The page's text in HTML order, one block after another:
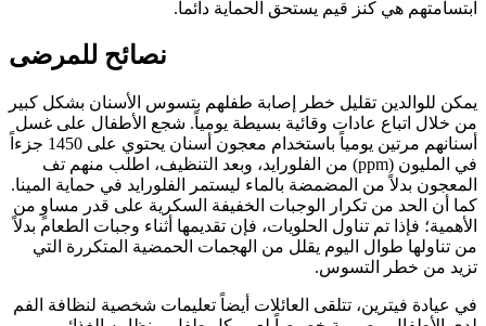
ابتسامتهم هي كنز قيم يستحق الحماية دائماً.
نصائح للمرضى
يمكن للوالدين تقليل خطر إصابة طفلهم بتسوس الأسنان بشكل كبير
من خلال اتباع عادات وقائية بسيطة يومياً. شجع الأطفال على غسل
أسنانهم مرتين يومياً باستخدام معجون أسنان يحتوي على 1450 جزءاً
في المليون (ppm) من الفلورايد، وبعد التنظيف، اطلب منهم تف
المعجون بدلاً من المضمضة بالماء ليستمر الفلورايد في حماية المينا.
كما أن الحد من تكرار الوجبات الخفيفة السكرية على قدر مساوٍ من
الأهمية؛ فإذا تم تناول الحلويات، فإن تقديمها أثناء وجبات الطعام بدلاً
من تناولها طوال اليوم يقلل من الهجمات الحمضية المتكررة التي
تزيد من خطر التسوس.
في عيادة فيترين، تتلقى العائلات أيضاً تعليمات شخصية لنظافة الفم